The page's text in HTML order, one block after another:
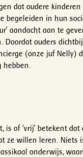
dat oudere
begeleiden in hun
aandacht aan te
ouders
(onze juf Nelly)
hebben.
is of ‘vrij’ betekent
ze willen leren. Niets
onderwijs,